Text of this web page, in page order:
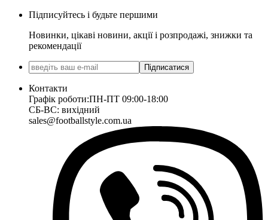
Підписуйтесь і будьте першими
Новинки, цікаві новини, акції і розпродажі, знижки та
рекомендації
Підписатися
Контакти
Графік роботи:ПН-ПТ 09:00-18:00
СБ-ВС: вихідний
sales@footballstyle.com.ua